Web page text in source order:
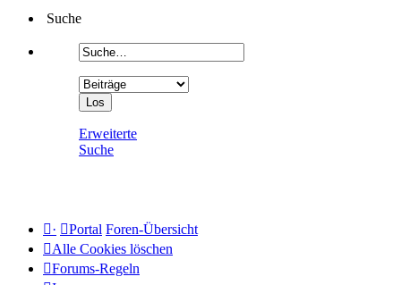
Suche
Erweiterte
Suche
· Portal Foren-Übersicht
Alle Cookies löschen
Forums-Regeln